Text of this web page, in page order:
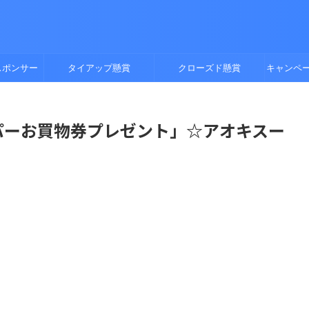
ンサー タイアップ懸賞 クローズド懸賞 キャンペ
お買物券プレゼント」☆アオキスー